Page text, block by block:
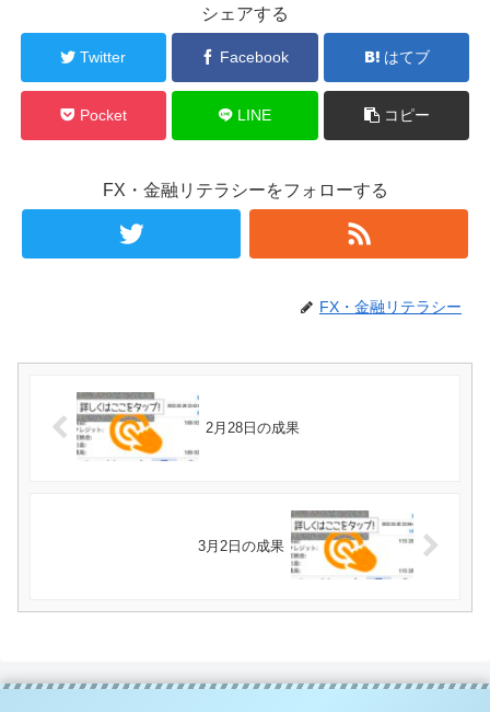
シェアする
Twitter Facebook はてブ
Pocket LINE コピー
FX・金融リテラシーをフォローする
FX・金融リテラシー
2月28日の成果
3月2日の成果